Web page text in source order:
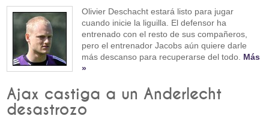
Olivier Deschacht estará listo para jugar
cuando inicie la liguilla. El defensor ha
entrenado con el resto de sus compañeros,
pero el entrenador Jacobs aún quiere darle
más descanso para recuperarse del todo. Más
»
Ajax castiga a un Anderlecht
desastrozo